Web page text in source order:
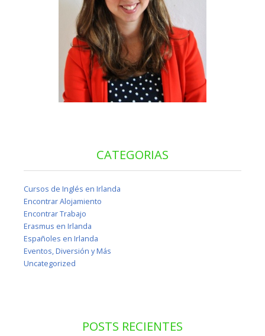
CATEGORIAS
Cursos de Inglés en Irlanda
Encontrar Alojamiento
Encontrar Trabajo
Erasmus en Irlanda
Españoles en Irlanda
Eventos, Diversión y Más
Uncategorized
POSTS RECIENTES